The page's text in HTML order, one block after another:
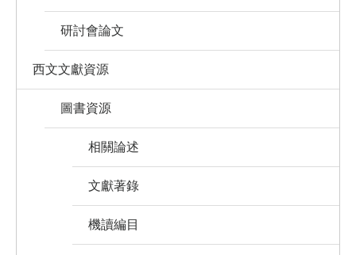
研討會論文
西文文獻資源
圖書資源
相關論述
文獻著錄
機讀編目